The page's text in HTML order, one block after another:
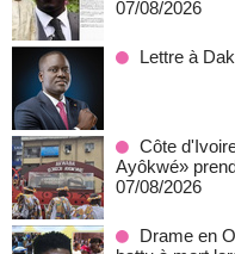
07/08/2026
Lettre à
Côte
Ayôkwé»
07/08/2026
Drame en